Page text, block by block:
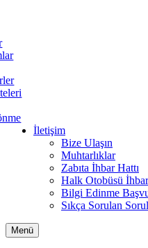
İletişim
Bize Ulaşın
Muhtarlıklar
Zabıta İhbar Hattı
Halk Otobüsü
Bilgi Edinme
Sıkça Sorulan
Menü